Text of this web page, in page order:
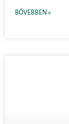
BŐVEBBEN »